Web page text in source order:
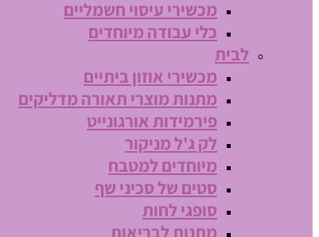
מכשירי עיסוי חשמליים
כלי עבודה מיוחדים
לבית
מכשירי אוזון ביתיים
מתנות מוצרי תאורה מדליקים
פירמידות אורגונייט
לק ג'ל מניקור
מיוחדים למטבח
סטים של סכיני שף
סופגי לחות
מתנות לבריאות